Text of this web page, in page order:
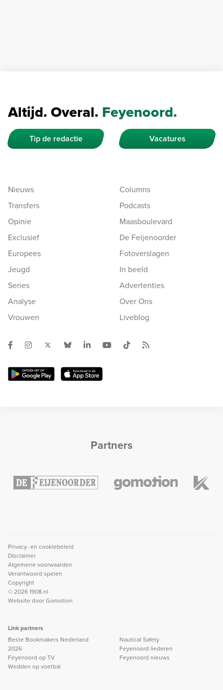
Altijd. Overal. Feyenoord.
Tip de redactie Vacatures
Nieuws
Transfers
Opinie
Exclusief
Europees
Jeugd
Series
Analyse
Vrouwen
Columns
Podcasts
Maasboulevard
De Feijenoorder
Fotoverslagen
In beeld
Advertenties
Over Ons
Liveblog
Partners
Privacy- en cookiebeleid
Disclaimer
Algemene voorwaarden
Verantwoord spelen
Copyright
© 2026 1908.nl
Website doorGomotion
Link partners
Beste Bookmakers Nederland
2026
Feyenoord op TV
Wedden op voetbal
Nautical Safety
Feyenoord liederen
Feyenoord nieuws